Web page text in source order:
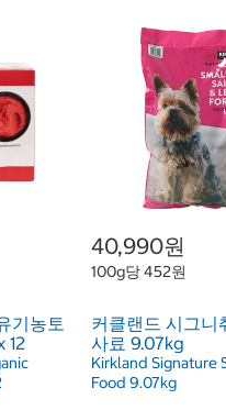
기농토
12
40,990원
100g당 452원
커클랜드 시그니
사료 9.07kg
Kirkland Signature
Food 9.07kg